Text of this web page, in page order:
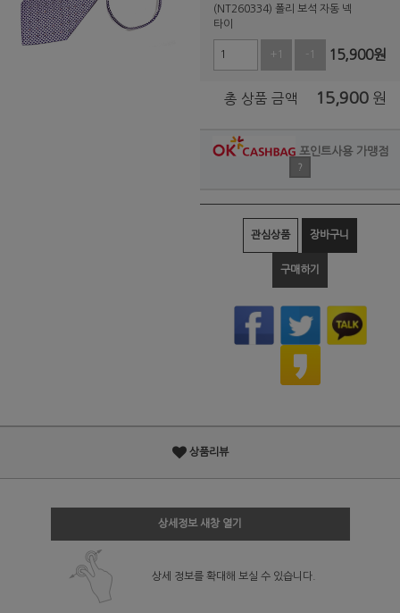
(NT260334) 폴리 보석 자동 넥
타이
+1 -1 15,900원
총 상품 금액 15,900 원
포인트사용 가맹점
?
관심상품 장바구니
구매하기
상품리뷰
상세정보 새창 열기
상세 정보를 확대해 보실 수 있습니다.